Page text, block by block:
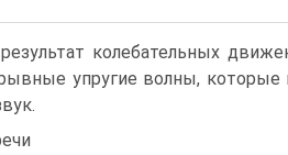
колебательных
упругие волны,